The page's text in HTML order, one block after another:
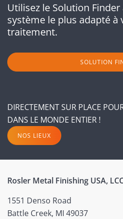
Utilisez le Solution
système le plus adapté
traitement.
SOLUTION
DIRECTEMENT SUR PLACE
DANS LE MONDE ENTIER !
NOS LIEUX
Rosler Metal Finishing USA,
1551 Denso Road
Battle Creek, MI 49037